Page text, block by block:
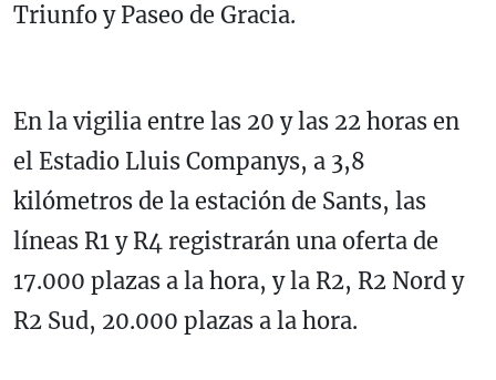
Triunfo y Paseo de Gracia.
En la vigilia entre las 20 y las 22 horas en
el Estadio Lluis Companys, a 3,8
kilómetros de la estación de Sants, las
líneas R1 y R4 registrarán una oferta de
17.000 plazas a la hora, y la R2, R2 Nord y
R2 Sud, 20.000 plazas a la hora.